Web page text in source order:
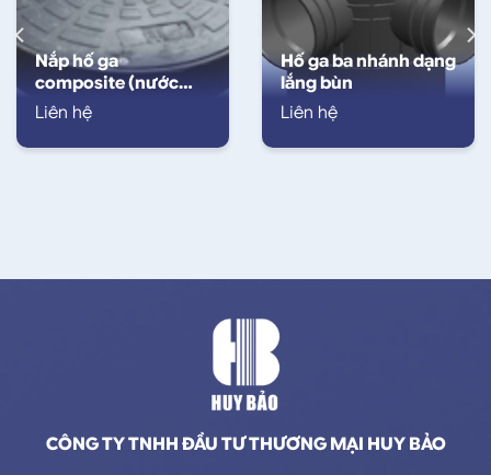
Nắp hố ga
composite (nước
mưa)
Liên hệ
Hố ga ba nhánh dạng
lắng bùn
Liên hệ
CÔNG TY TNHH ĐẦU TƯ THƯƠNG MẠI HUY BẢO